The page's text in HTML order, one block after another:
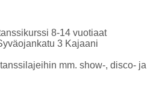
8-14 vuotiaat
3 Kajaani
mm. show-, disco- ja